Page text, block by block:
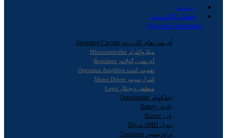
ربات ها
قطعات الکترونیک
Electronic Components
آی سی های کاربردی Integrated Circuits
میکروکنترلر Microcontroller
آی سی رگولاتور Regulator
تقویت کننده Operation Amplifire
کنترل موتور Motor Driver
منطقی دیجیتال Logic
اپتوکوپلر Optocoupler
باتری Battery
بازر Buzzer
تبدیل SMD به Dip
ترانزیستور Transistor